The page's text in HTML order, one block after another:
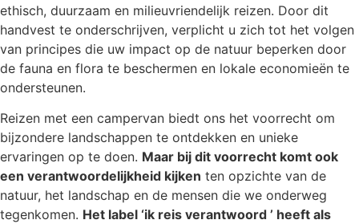
ethisch, duurzaam en milieuvriendelijk reizen. Door dit
handvest te onderschrijven, verplicht u zich tot het volgen
van principes die uw impact op de natuur beperken door
de fauna en flora te beschermen en lokale economieën te
ondersteunen.
Reizen met een campervan biedt ons het voorrecht om
bijzondere landschappen te ontdekken en unieke
ervaringen op te doen. Maar bij dit voorrecht komt ook
een verantwoordelijkheid kijken ten opzichte van de
natuur, het landschap en de mensen die we onderweg
tegenkomen. Het label ‘ik reis verantwoord ’ heeft als